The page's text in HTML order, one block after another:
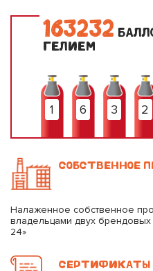
163232
ГЕЛИЕМ
1 6 3 2
СОБСТВЕННОЕ
Налаженное собственное
владельцами двух брендовых
24»
СЕРТИФИКАТЫ